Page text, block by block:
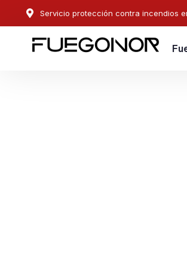
Servicio protección contra incendios